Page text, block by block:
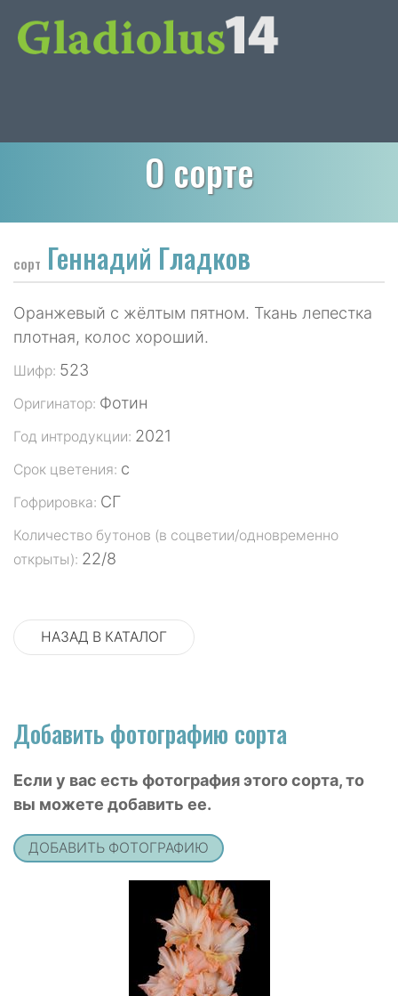
О сорте
сорт Геннадий Гладков
Оранжевый с жёлтым пятном. Ткань лепестка
плотная, колос хороший.
Шифр: 523
Оригинатор: Фотин
Год интродукции: 2021
Срок цветения: с
Гофрировка: СГ
Количество бутонов (в соцветии/одновременно
открыты): 22/8
НАЗАД В КАТАЛОГ
Добавить фотографию сорта
Если у вас есть фотография этого сорта, то
вы можете добавить ее.
ДОБАВИТЬ ФОТОГРАФИЮ